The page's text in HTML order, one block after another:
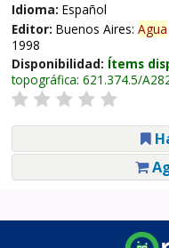
Idioma: Español
Editor: Buenos Aires: Agua
1998
Disponibilidad: Ítems
topográfica: 621.374.5/